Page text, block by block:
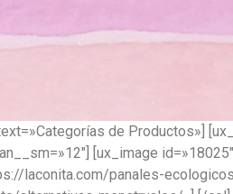
de Productos»]
[ux_image
laconita.com/panales-